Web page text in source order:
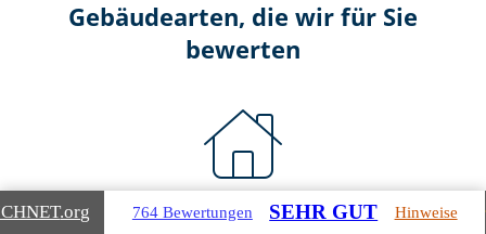
Gebäudearten, die wir für Sie
bewerten
Wohnimmobilien
.org 764 Bewertungen SEHR GUT Hinweise